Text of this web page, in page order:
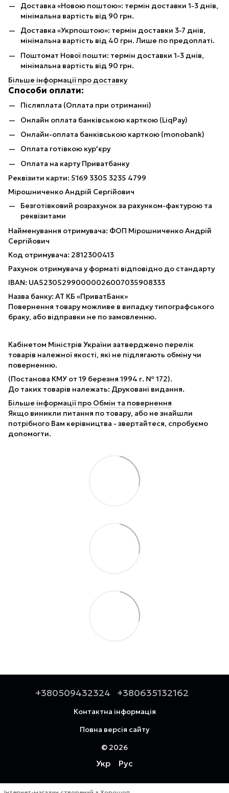
Доставка «Новою поштою»: термін доставки 1-3 днів,
мінімальна вартість від 90 грн.
Доставка «Укрпоштою»: термін доставки 3-7 днів,
мінімальна вартість від 40 грн. Лише по предоплаті.
Поштомат Нової пошти: термін доставки 1-3 днів,
мінімальна вартість від 90 грн.
Більше інформації про доставку
Способи оплати:
Післяплата (Оплата при отриманні)
Онлайн оплата банківською карткою (LiqPay)
Онлайн-оплата банківською карткою (monobank)
Оплата готівкою кур'єру
Оплата на карту Приватбанку
Реквізити карти: 5169 3305 3235 4799
Мірошниченко Андрій Сергійович
Безготівковий розрахунок за рахунком-фактурою та
реквізитами
Найменування отримувача: ФОП Мірошниченко Андрій
Сергійович
Код отримувача: 2812300413
Рахунок отримувача у форматі відповідно до стандарту
IBAN: UA523052990000026007035908333
Назва банку: АТ КБ «ПриватБанк»
Повернення товару можливе в випадку типографського
браку, або відправки не по замовленню.
Кабінетом Міністрів України затверджено перелік
товарів належної якості, які не підлягають обміну чи
поверненню.
(Постанова КМУ от 19 березня 1994 г. № 172).
До таких товарів належать: Друковані видання.
Більше інформації про Обмін та повернення
Якщо виникли питання по товару, або не знайшли
потрібного Вам керівництва - звертайтеся, спробуємо
допомогти.
+380509432324 +380635132162
Контактна інформація
Повна версія сайту
© 2026
Укр Рус